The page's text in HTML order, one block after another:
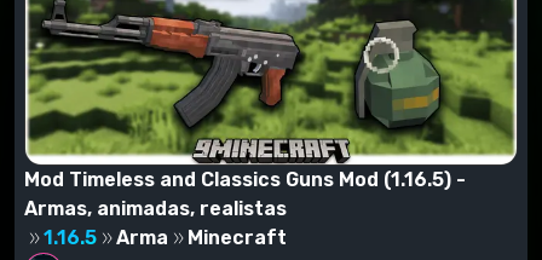
Mod Timeless and Classics Guns Mod (1.16.5) -
Armas, animadas, realistas
1.16.5
Arma Minecraft